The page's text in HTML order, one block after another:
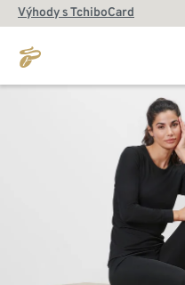
Výhody s TchiboCard